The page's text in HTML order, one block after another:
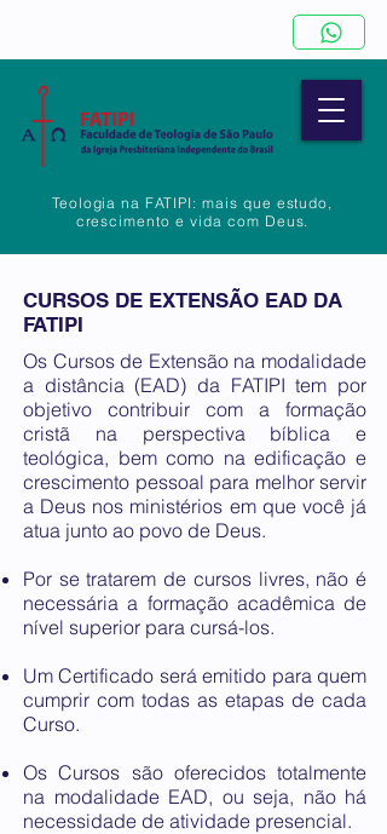
Teologia na FATIPI: mais que estudo,
crescimento e vida com Deus.
CURSOS DE EXTENSÃO EAD DA
FATIPI
Os Cursos de Extensão na modalidade
a distância (EAD) da FATIPI tem por
objetivo contribuir com a formação
cristã na perspectiva bíblica e
teológica, bem como na edificação e
crescimento pessoal para melhor servir
a Deus nos ministérios em que você já
atua junto ao povo de Deus.
Por se tratarem de cursos livres, não é
necessária a formação acadêmica de
nível superior para cursá-los.
Um Certificado será emitido para quem
cumprir com todas as etapas de cada
Curso.
Os Cursos são oferecidos totalmente
na modalidade EAD, ou seja, não há
necessidade de atividade presencial.